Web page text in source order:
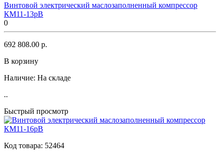
Винтовой электрический маслозаполненный компрессор
КМ11-13рВ
0
692 808.00 р.
В корзину
Наличие: На складе
..
Быстрый просмотр
Код товара: 52464